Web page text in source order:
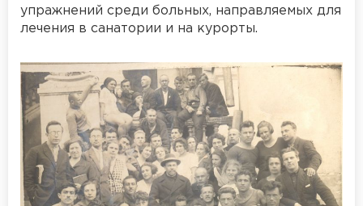
упражнений среди больных, направляемых для
лечения в санатории и на курорты.